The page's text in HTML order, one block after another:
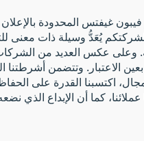
غيفتس المحدودة
يُعَدُّ وسيلة ذات معنى
عكس العديد من الشركات
الاعتبار. وتتضمن
اكتسبنا القدرة على
كما أن الإبداع الذي